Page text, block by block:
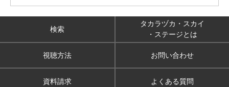
検索
タカラヅカ・スカイ
・ステージとは
視聴方法 お問い合わせ
資料請求 よくある質問